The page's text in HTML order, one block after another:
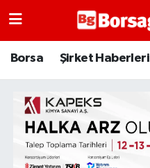
Borsa Şirket Haberleri
Borsa
Emtia
Galeri